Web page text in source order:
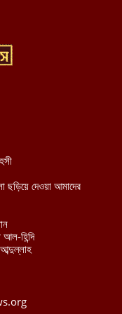
শর্ত: মানব রচিত
স্পটে পুলিশ সদস্যরাই করছে
নিয়ন্ত্রণ নিয়েছে
বাহিনী জেএনআইএম-
ছড়িয়ে দেওয়া আমাদের
হিন্দি